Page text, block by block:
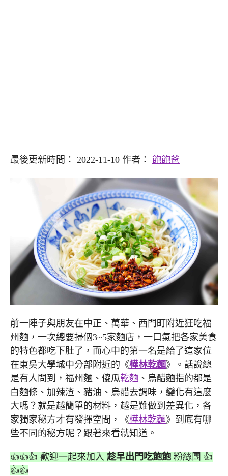
最後更新時間： 2022-11-10 作者： 飽飽爸
前一陣子與朋友在中正、萬華、西門町附近狂吃福
州麵，一次總要掃個3~5家麵店，一口氣把各家美食
的特色都吃下肚了，而心中的第一名是給了這家位
在東吳大學城中分部附近的《樺林乾麵》。話說總
是有人問到，福州麵、傻瓜乾麵 、烏醋麵指的都是
白麵條、加辣渣、豬油、烏醋去調味，變化有這麼
大嗎？就是越簡單的材料，越是難做到差異化，各
家獨家秘方才有發揮空間，《樺林乾麵》到底有哪
些不同的秘方呢？跟著來看就知道。
👍👍👍 歡迎一起來加入 趁早出門吃飽飽 粉絲團 👍
👍👍